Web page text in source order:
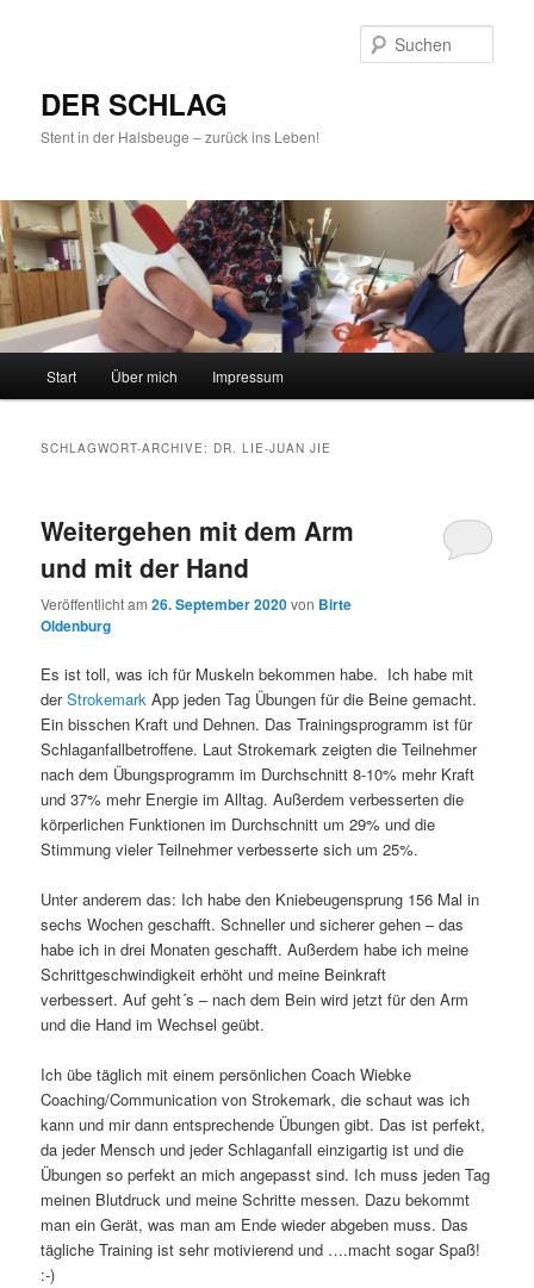
DER SCHLAG
Stent in der Halsbeuge – zurück ins Leben!
Zum
Zum
wechseln
Start Über mich Impressum
SCHLAGWORT-ARCHIVE: DR. LIE-JUAN JIE
Weitergehen mit dem Arm
und mit der Hand
Veröffentlicht am26. September 2020von Birte
Oldenburg
Es ist toll, was ich für Muskeln bekommen habe. Ich habe mit
derStrokemark App jeden Tag Übungen für die Beine gemacht.
Ein bisschen Kraft und Dehnen. Das Trainingsprogramm ist für
Schlaganfallbetroffene. Laut Strokemark zeigten die Teilnehmer
nach dem Übungsprogramm im Durchschnitt 8-10% mehr Kraft
und 37% mehr Energie im Alltag. Außerdem verbesserten die
körperlichen Funktionen im Durchschnitt um 29% und die
Stimmung vieler Teilnehmer verbesserte sich um 25%.
Unter anderem das: Ich habe den Kniebeugensprung 156 Mal in
sechs Wochen geschafft. Schneller und sicherer gehen – das
habe ich in drei Monaten geschafft. Außerdem habe ich meine
Schrittgeschwindigkeit erhöht und meine Beinkraft
verbessert. Auf geht´s – nach dem Bein wird jetzt für den Arm
und die Hand im Wechsel geübt.
Ich übe täglich mit einem persönlichen Coach Wiebke
Coaching/Communication von Strokemark, die schaut was ich
kann und mir dann entsprechende Übungen gibt. Das ist perfekt,
da jeder Mensch und jeder Schlaganfall einzigartig ist und die
Übungen so perfekt an mich angepasst sind. Ich muss jeden Tag
meinen Blutdruck und meine Schritte messen. Dazu bekommt
man ein Gerät, was man am Ende wieder abgeben muss. Das
tägliche Training ist sehr motivierend und ….macht sogar Spaß!
:-)